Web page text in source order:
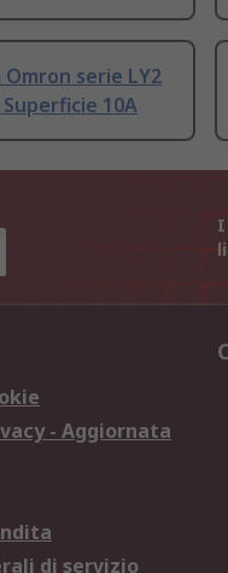
serie LY2
10A
I
- Aggiornata
di servizio